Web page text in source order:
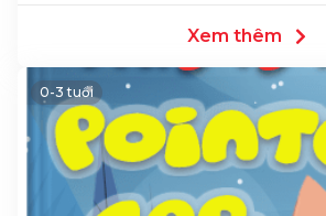
Xem thêm
0-3 tuổi